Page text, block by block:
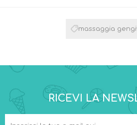
massaggia
RICEVI LA